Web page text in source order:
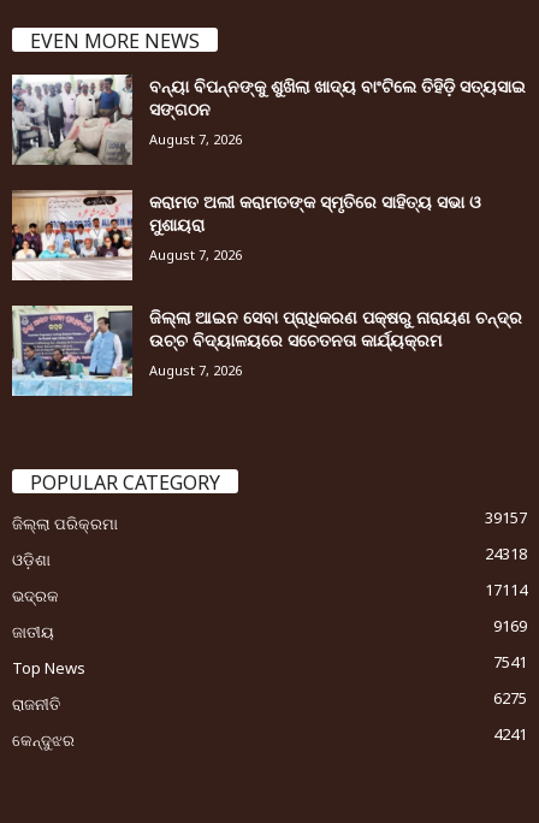
EVEN MORE NEWS
ବନ୍ୟା ବିପନ୍ନଙ୍କୁ ଶୁଖିଲା ଖାଦ୍ୟ ବାଂଟିଲେ ତିହିଡି଼ ସତ୍ୟସାଇ
ସଙ୍ଗଠନ
August 7, 2026
କରାମତ ଅଲୀ କରାମତଙ୍କ ସ୍ମୃତିରେ ସାହିତ୍ୟ ସଭା ଓ
ମୁଶାୟରା
August 7, 2026
ଜିଲ୍ଲା ଆଇନ ସେବା ପ୍ରାଧିକରଣ ପକ୍ଷରୁ ନାରାୟଣ ଚନ୍ଦ୍ର
ଉଚ୍ଚ ବିଦ୍ୟାଳୟରେ ସଚେତନତା କାର୍ଯ୍ୟକ୍ରମ
August 7, 2026
POPULAR CATEGORY
ଜିଲ୍ଲା ପରିକ୍ରମା
39157
ଓଡ଼ିଶା
24318
ଭଦ୍ରକ
17114
ଜାତୀୟ
9169
Top News
7541
ରାଜନୀତି
6275
କେନ୍ଦୁଝର
4241